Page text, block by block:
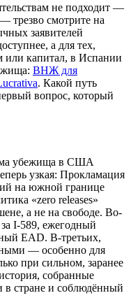
не подходит —
трезво смотрите на
заявителей
а для тех,
или капитал, в Испании
ВНЖ для
. Какой путь
вопрос, который
убежища в США
узкая: Прокламация
на южной границе
«zero releases»
а не на свободе. Во-
I-589, ежегодный
EAD. В-третьих,
— особенно для
при сильном, заранее
собранные
в стране и соблюдённый